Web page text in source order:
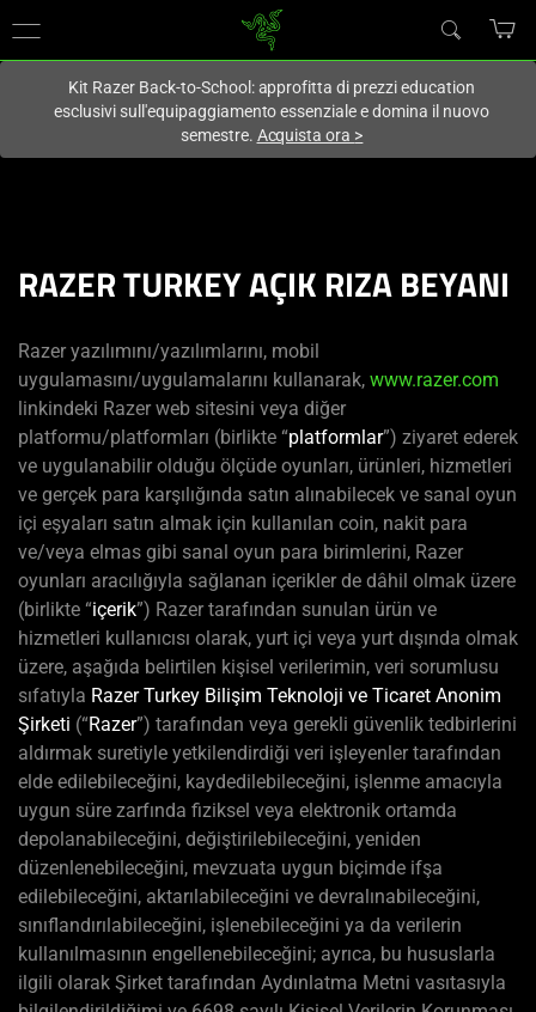
Italy (Italia)
Kit Razer Back-to-School: approfitta di prezzi education
esclusivi sull'equipaggiamento essenziale e domina il nuovo
semestre. Acquista ora >
RAZER TURKEY AÇIK RIZA BEYANI
Razer yazılımını/yazılımlarını, mobil
uygulamasını/uygulamalarını kullanarak, www.razer.com
linkindeki Razer web sitesini veya diğer
platformu/platformları (birlikte “platformlar”) ziyaret ederek
ve uygulanabilir olduğu ölçüde oyunları, ürünleri, hizmetleri
ve gerçek para karşılığında satın alınabilecek ve sanal oyun
içi eşyaları satın almak için kullanılan coin, nakit para
ve/veya elmas gibi sanal oyun para birimlerini, Razer
oyunları aracılığıyla sağlanan içerikler de dâhil olmak üzere
(birlikte “içerik”) Razer tarafından sunulan ürün ve
hizmetleri kullanıcısı olarak, yurt içi veya yurt dışında olmak
üzere, aşağıda belirtilen kişisel verilerimin, veri sorumlusu
sıfatıyla Razer Turkey Bilişim Teknoloji ve Ticaret Anonim
Şirketi (“Razer”) tarafından veya gerekli güvenlik tedbirlerini
aldırmak suretiyle yetkilendirdiği veri işleyenler tarafından
elde edilebileceğini, kaydedilebileceğini, işlenme amacıyla
uygun süre zarfında fiziksel veya elektronik ortamda
depolanabileceğini, değiştirilebileceğini, yeniden
düzenlenebileceğini, mevzuata uygun biçimde ifşa
edilebileceğini, aktarılabileceğini ve devralınabileceğini,
sınıflandırılabileceğini, işlenebileceğini ya da verilerin
kullanılmasının engellenebileceğini; ayrıca, bu hususlarla
ilgili olarak Şirket tarafından Aydınlatma Metni vasıtasıyla